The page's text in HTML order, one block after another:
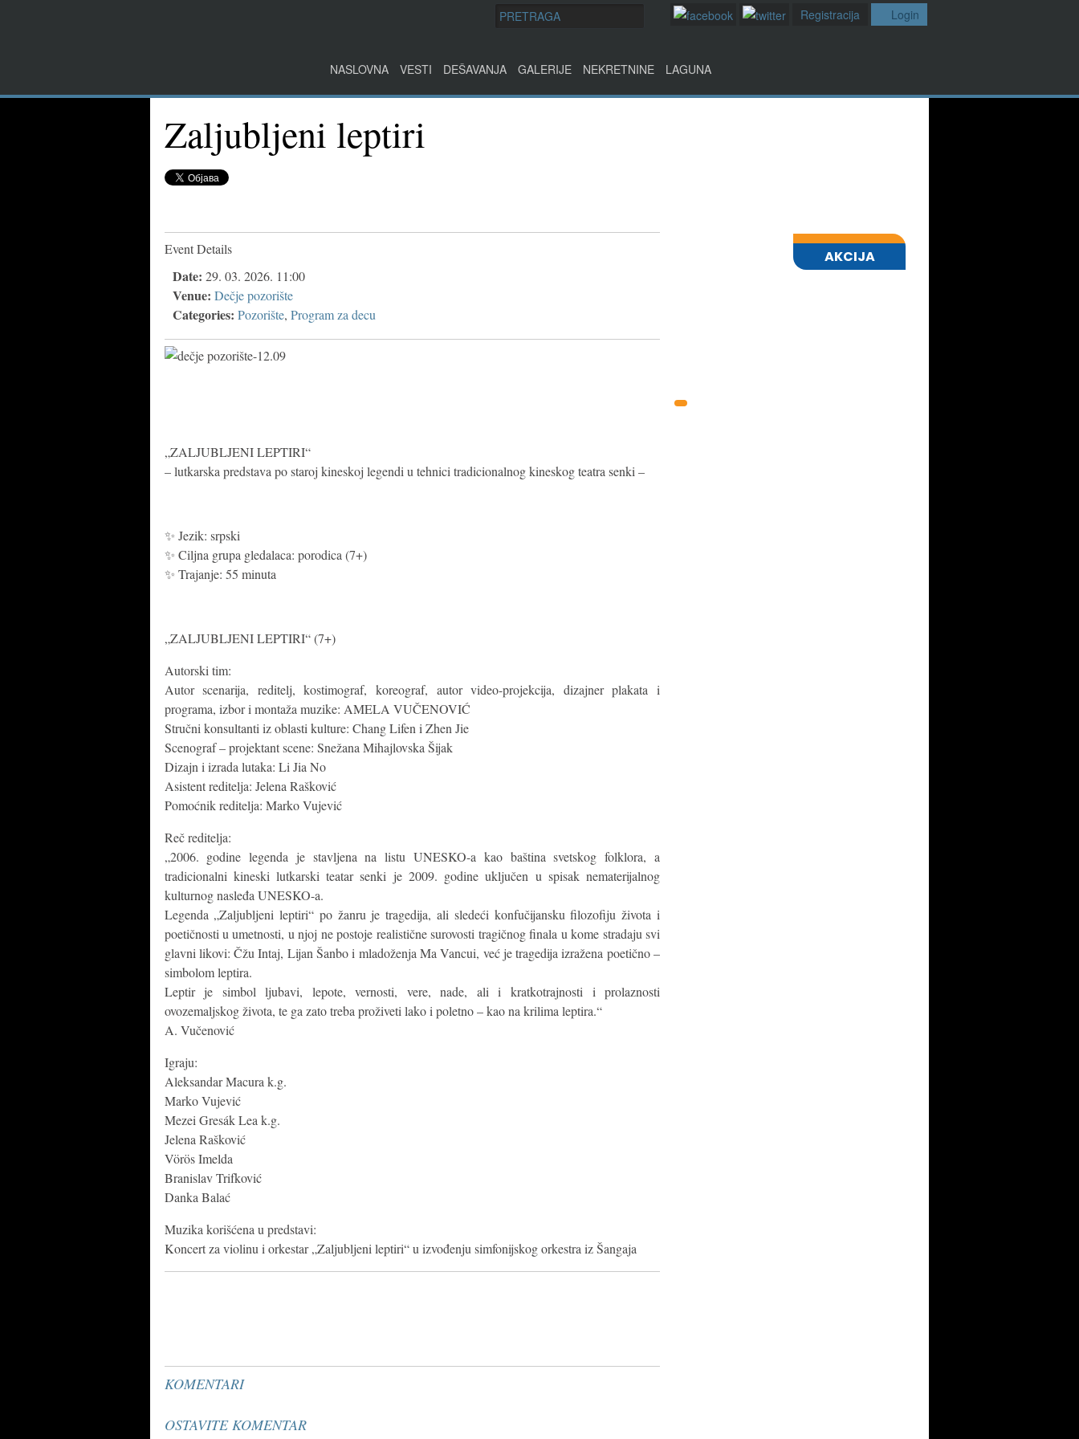
Login
Registracija
NASLOVNA VESTI DEŠAVANJA GALERIJE NEKRETNINE LAGUNA
Zaljubljeni leptiri
Event Details
Date: 29. 03. 2026. 11:00
Venue: Dečje pozorište
Categories: Pozorište, Program za decu
„ZALJUBLJENI LEPTIRI“
– lutkarska predstava po staroj kineskoj legendi u tehnici tradicionalnog kineskog teatra senki –
✨ Jezik: srpski
✨ Ciljna grupa gledalaca: porodica (7+)
✨ Trajanje: 55 minuta
„ZALJUBLJENI LEPTIRI“ (7+)
Autorski tim:
Autor scenarija, reditelj, kostimograf, koreograf, autor video-projekcija, dizajner plakata i
programa, izbor i montaža muzike: AMELA VUČENOVIĆ
Stručni konsultanti iz oblasti kulture: Chang Lifen i Zhen Jie
Scenograf – projektant scene: Snežana Mihajlovska Šijak
Dizajn i izrada lutaka: Li Jia No
Asistent reditelja: Jelena Rašković
Pomoćnik reditelja: Marko Vujević
Reč reditelja:
„2006. godine legenda je stavljena na listu UNESKO-a kao baština svetskog folklora, a
tradicionalni kineski lutkarski teatar senki je 2009. godine uključen u spisak nematerijalnog
kulturnog nasleđa UNESKO-a.
Legenda „Zaljubljeni leptiri“ po žanru je tragedija, ali sledeći konfučijansku filozofiju života i
poetičnosti u umetnosti, u njoj ne postoje realistične surovosti tragičnog finala u kome stradaju svi
glavni likovi: Čžu Intaj, Lijan Šanbo i mladoženja Ma Vancui, već je tragedija izražena poetično –
simbolom leptira.
Leptir je simbol ljubavi, lepote, vernosti, vere, nade, ali i kratkotrajnosti i prolaznosti
ovozemaljskog života, te ga zato treba proživeti lako i poletno – kao na krilima leptira.“
A. Vučenović
Igraju:
Aleksandar Macura k.g.
Marko Vujević
Mezei Gresák Lea k.g.
Jelena Rašković
Vörös Imelda
Branislav Trifković
Danka Balać
Muzika korišćena u predstavi:
Koncert za violinu i orkestar „Zaljubljeni leptiri“ u izvođenju simfonijskog orkestra iz Šangaja
KOMENTARI
OSTAVITE KOMENTAR